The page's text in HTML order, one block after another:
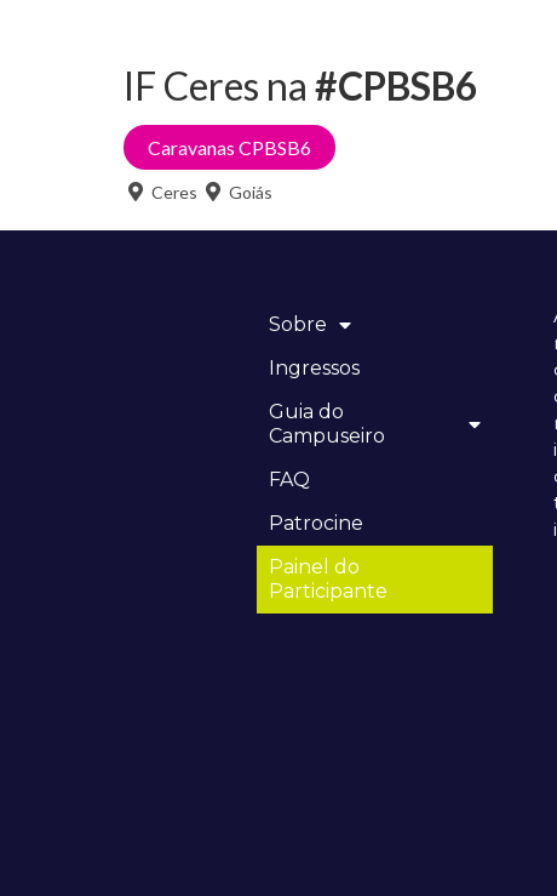
IF Ceres na #CPBSB6
Caravanas CPBSB6
Ceres Goiás
Sobre
Ingressos
Guia do
Campuseiro
FAQ
Patrocine
Painel do
Participante